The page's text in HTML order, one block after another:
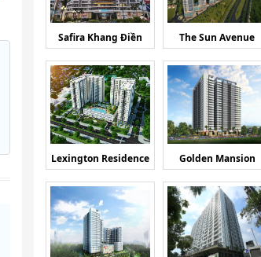
Safira Khang Điền The Sun Avenue
Lexington Residence Golden Mansion